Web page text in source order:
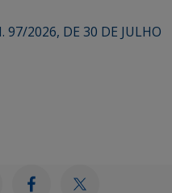
97/2026, DE 30 DE JULHO